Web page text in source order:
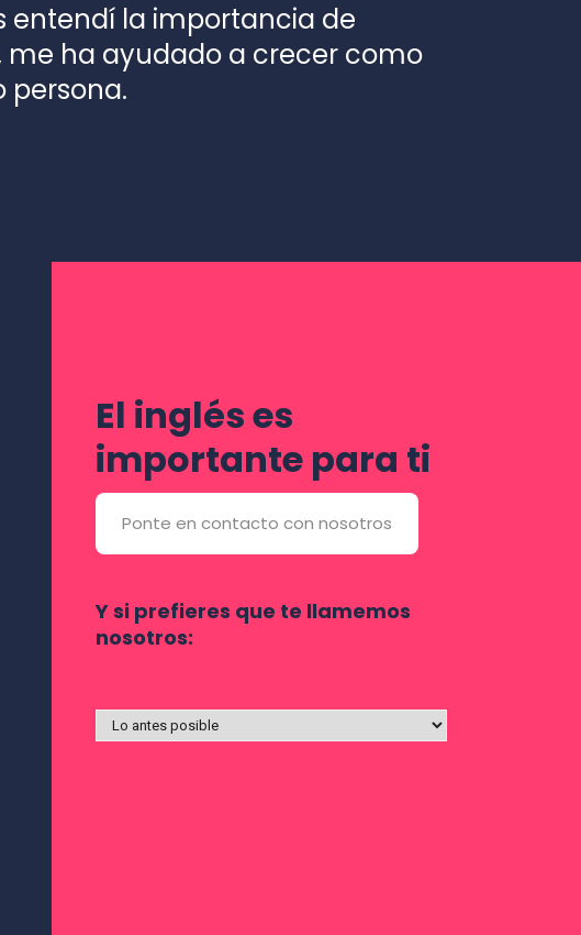
entendí la importancia de
me ha ayudado a crecer como
persona.
El inglés es
importante para ti
Ponte en contacto con nosotros
Y si prefieres que te llamemos
nosotros: